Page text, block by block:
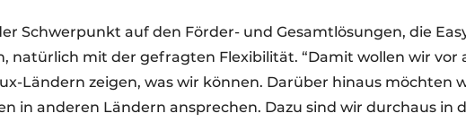
Schwerpunkt auf den Förder- und Gesamtlösungen, die
natürlich mit der gefragten Flexibilität. “Damit wollen wir vor
Ländern zeigen, was wir können. Darüber hinaus möchten
in anderen Ländern ansprechen. Dazu sind wir durchaus in